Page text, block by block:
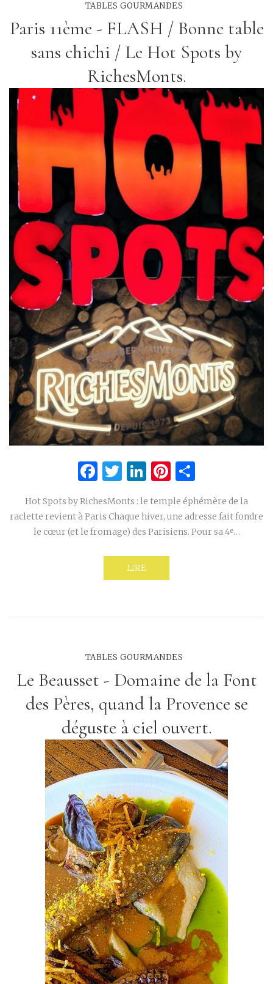
TABLES GOURMANDES
Paris 11ème - FLASH / Bonne table
sans chichi / Le Hot Spots by
RichesMonts.
Facebook
Twitter
LinkedIn
Pinterest
Hot Spots by RichesMonts : le temple éphémère de la
raclette revient à Paris Chaque hiver, une adresse fait fondre
le cœur (et le fromage) des Parisiens. Pour sa 4ᵉ…
LIRE
TABLES GOURMANDES
Le Beausset - Domaine de la Font
des Pères, quand la Provence se
déguste à ciel ouvert.